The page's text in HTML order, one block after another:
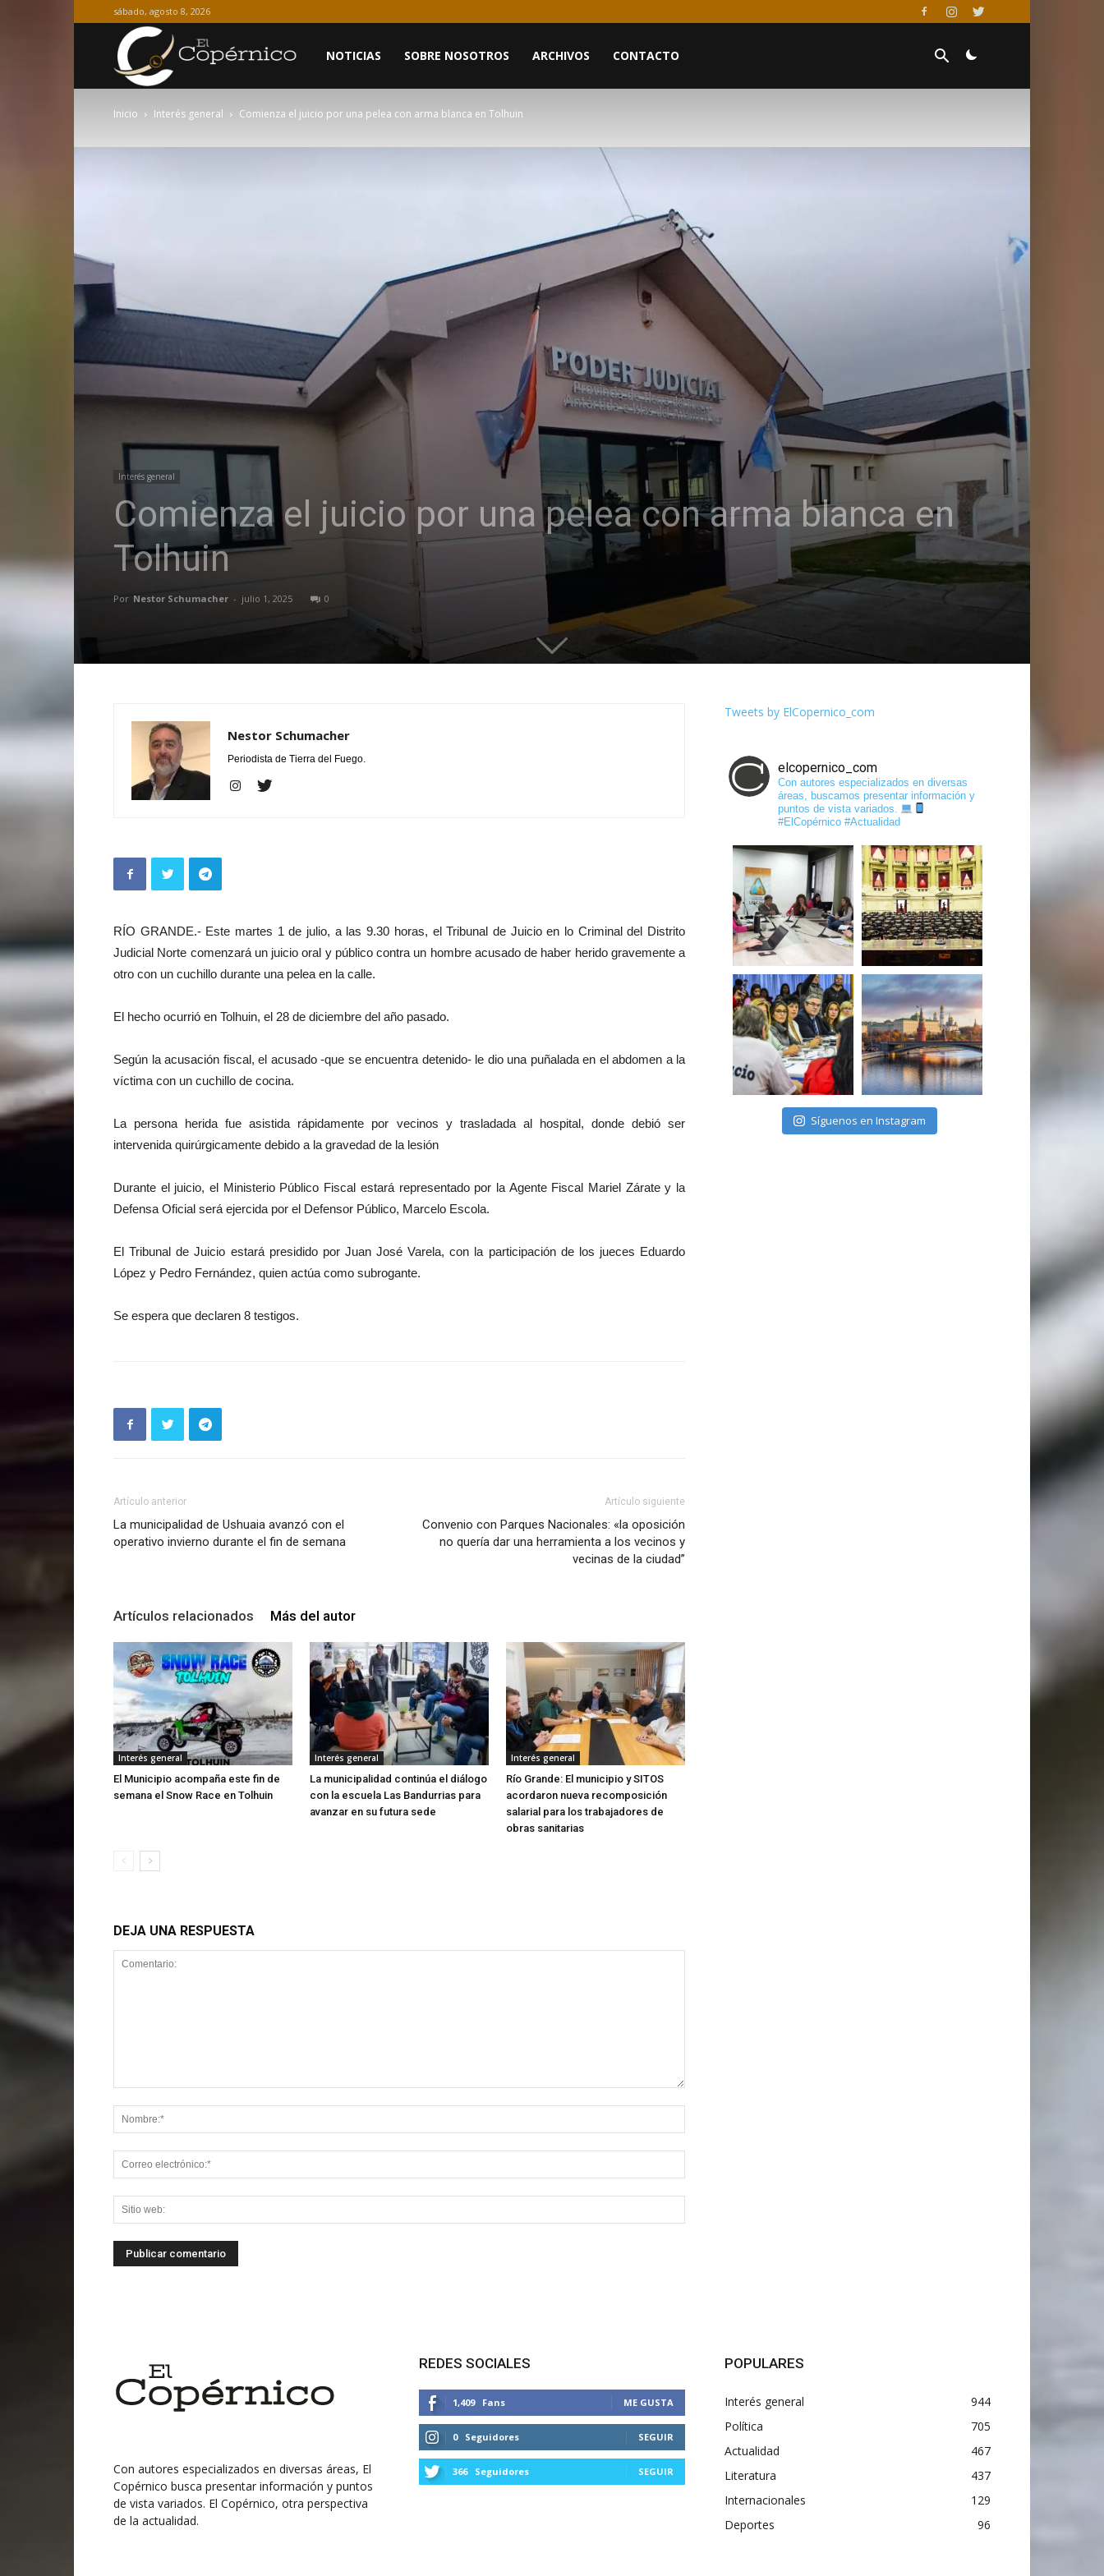
sábado, agosto 8, 2026
Copérnico
NOTICIAS SOBRE NOSOTROS ARCHIVOS CONTACTO
Inicio Interés general Comienza el juicio por una pelea con arma blanca en Tolhuin
Interés general
Comienza el juicio por una pelea con arma blanca en
Tolhuin
Por Nestor Schumacher - julio 1, 2025 0
Nestor Schumacher
Periodista de Tierra del Fuego.
RÍO GRANDE.- Este martes 1 de julio, a las 9.30 horas, el Tribunal de Juicio en lo Criminal del Distrito
Judicial Norte comenzará un juicio oral y público contra un hombre acusado de haber herido gravemente a
otro con un cuchillo durante una pelea en la calle.
El hecho ocurrió en Tolhuin, el 28 de diciembre del año pasado.
Según la acusación fiscal, el acusado -que se encuentra detenido- le dio una puñalada en el abdomen a la
víctima con un cuchillo de cocina.
La persona herida fue asistida rápidamente por vecinos y trasladada al hospital, donde debió ser
intervenida quirúrgicamente debido a la gravedad de la lesión
Durante el juicio, el Ministerio Público Fiscal estará representado por la Agente Fiscal Mariel Zárate y la
Defensa Oficial será ejercida por el Defensor Público, Marcelo Escola.
El Tribunal de Juicio estará presidido por Juan José Varela, con la participación de los jueces Eduardo
López y Pedro Fernández, quien actúa como subrogante.
Se espera que declaren 8 testigos.
Artículo anterior
La municipalidad de Ushuaia avanzó con el
operativo invierno durante el fin de semana
Artículo siguiente
Convenio con Parques Nacionales: «la oposición
no quería dar una herramienta a los vecinos y
vecinas de la ciudad”
Artículos relacionados Más del autor
Interés general
El Municipio acompaña este fin de
semana el Snow Race en Tolhuin
Interés general
La municipalidad continúa el diálogo
con la escuela Las Bandurrias para
avanzar en su futura sede
Interés general
Río Grande: El municipio y SITOS
acordaron nueva recomposición
salarial para los trabajadores de
obras sanitarias
DEJA UNA RESPUESTA
Tweets by ElCopernico_com
elcopernico_com
Con autores especializados en diversas
áreas, buscamos presentar información y
puntos de vista variados.
#ElCopérnico #Actualidad
Síguenos en Instagram
Con autores especializados en diversas áreas, El
Copérnico busca presentar información y puntos
de vista variados. El Copérnico, otra perspectiva
de la actualidad.
REDES SOCIALES
1,409 Fans ME GUSTA
0 Seguidores SEGUIR
366 Seguidores SEGUIR
POPULARES
Interés general
944
Política
705
Actualidad
467
Literatura
437
Internacionales
129
Deportes
96